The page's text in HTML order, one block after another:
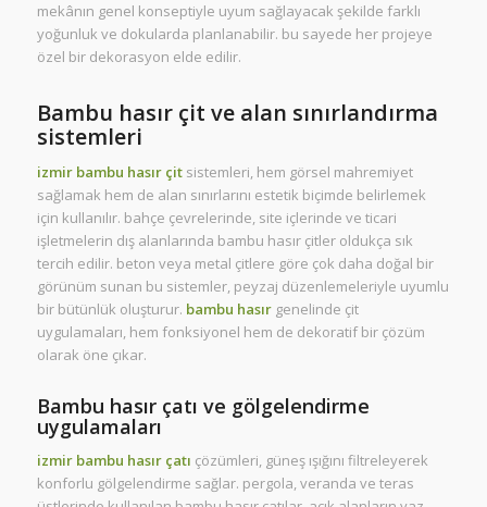
mekânın genel konseptiyle uyum sağlayacak şekilde farklı
yoğunluk ve dokularda planlanabilir. bu sayede her projeye
özel bir dekorasyon elde edilir.
Bambu hasır çit ve alan sınırlandırma
sistemleri
izmir bambu hasır çitsistemleri, hem görsel mahremiyet
sağlamak hem de alan sınırlarını estetik biçimde belirlemek
için kullanılır. bahçe çevrelerinde, site içlerinde ve ticari
işletmelerin dış alanlarında bambu hasır çitler oldukça sık
tercih edilir. beton veya metal çitlere göre çok daha doğal bir
görünüm sunan bu sistemler, peyzaj düzenlemeleriyle uyumlu
bir bütünlük oluşturur. bambu hasır genelinde çit
uygulamaları, hem fonksiyonel hem de dekoratif bir çözüm
olarak öne çıkar.
Bambu hasır çatı ve gölgelendirme
uygulamaları
izmir bambu hasır çatı çözümleri, güneş ışığını filtreleyerek
konforlu gölgelendirme sağlar. pergola, veranda ve teras